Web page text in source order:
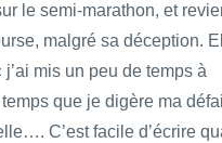
le semi-marathon, et
malgré sa déception.
j’ai mis un peu de temps à
que je digère ma
C’est facile d’écrire